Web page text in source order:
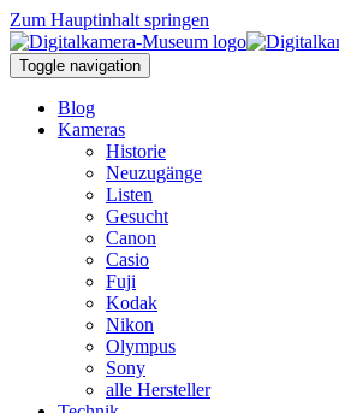
Zum Hauptinhalt springen
Toggle navigation
Blog
Kameras
Historie
Neuzugänge
Listen
Gesucht
Canon
Casio
Fuji
Kodak
Nikon
Olympus
Sony
alle Hersteller